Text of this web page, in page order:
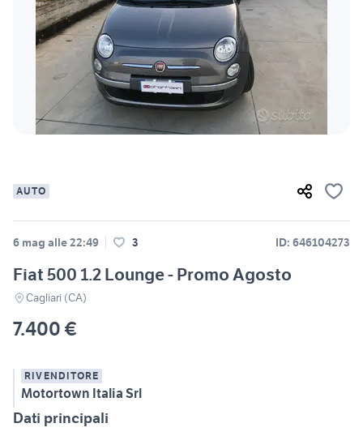
AUTO
6 mag alle 22:49 3 ID: 646104273
Fiat 500 1.2 Lounge - Promo Agosto
Cagliari (CA)
7.400 €
RIVENDITORE
Motortown Italia Srl
Dati principali